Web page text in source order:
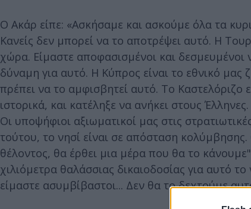
Ο Ακάρ είπε: «Ασκήσαμε και ασκούμε όλα τα
Κανείς δεν μπορεί να το αποτρέψει αυτό. Η
χώρα. Είμαστε αποφασισμένοι και
δύναμη για αυτό. Η Κύπρος είναι το εθνικό
πρέπει να το αμφισβητεί αυτό. Το
ιστορικά, και κατέληξε να ανήκει στους
Οι υποψήφιοι αξιωματικοί μας στις
τούτου, το νησί είναι σε απόσταση
θέλοντος, θα έρθει μια μέρα που θα το
χιλιόμετρα θαλάσσιας δικαιοδοσίας για αυτό
είμαστε ασυμβίβαστοι... Δεν θα το δεχτούμε